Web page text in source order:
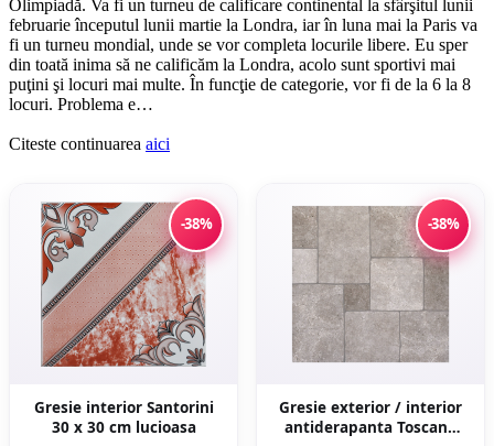
Olimpiadă. Va fi un turneu de calificare continental la sfârşitul lunii
februarie începutul lunii martie la Londra, iar în luna mai la Paris va
fi un turneu mondial, unde se vor completa locurile libere. Eu sper
din toată inima să ne calificăm la Londra, acolo sunt sportivi mai
puţini şi locuri mai multe. În funcţie de categorie, vor fi de la 6 la 8
locuri. Problema e…
Citeste continuarea aici
-38%
Gresie interior Santorini
30 x 30 cm lucioasa
-38%
Gresie exterior / interior
antiderapanta Toscana